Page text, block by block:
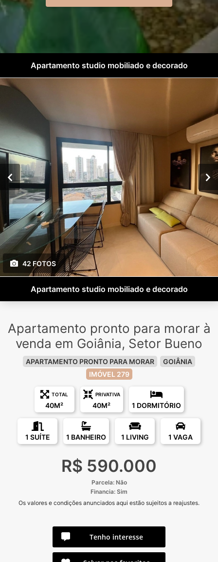
Apartamento studio mobiliado e decorado
42 FOTOS
Apartamento studio mobiliado e decorado
Apartamento pronto para morar à
venda em Goiânia, Setor Bueno
APARTAMENTO PRONTO PARA MORAR
GOIÂNIA
IMÓVEL 279
TOTAL
40M²
PRIVATIVA
40M² 1 DORMITÓRIO
1 SUÍTE 1 BANHEIRO 1 LIVING 1 VAGA
R$ 590.000
Parcela: Não
Financia: Sim
Os valores e condições anunciados aqui estão sujeitos a reajustes.
Tenho interesse